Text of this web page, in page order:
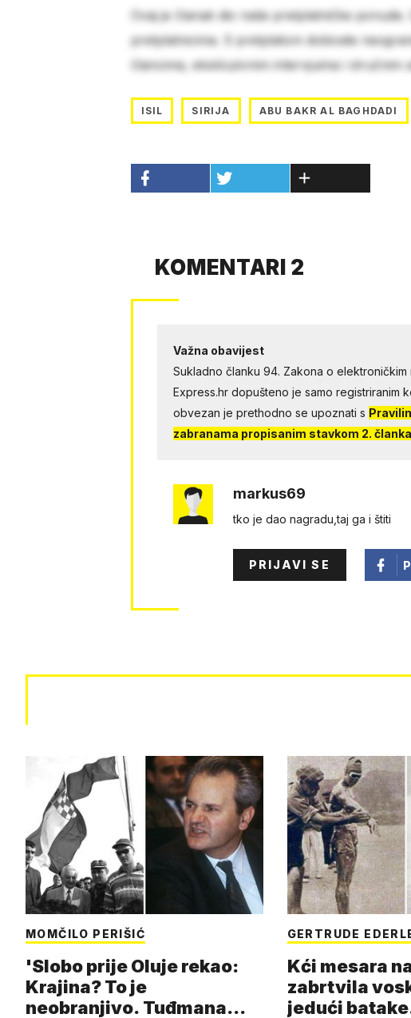
Ovaj je članak dio naše pretplatničke
pretplatnicima. S pretplatom dobivate
člancima, ekskluzivnim intervjuima i stručnim
ISIL SIRIJA ABU BAKR AL BAGHDADI
KOMENTARI 2
Važna obavijest
Sukladno članku 94. Zakona o
Express.hr dopušteno je samo registriranim
obvezan je prethodno se upoznati s
zabranama propisanim stavkom 2.
markus69
tko je dao nagradu,taj ga i štiti
PRIJAVI SE
MOMČILO PERIŠIĆ
'Slobo prije Oluje rekao:
Krajina? To je
neobranjivo. Tuđmana
GERTRUDE
Kći mesara
zabrtvila
jedući